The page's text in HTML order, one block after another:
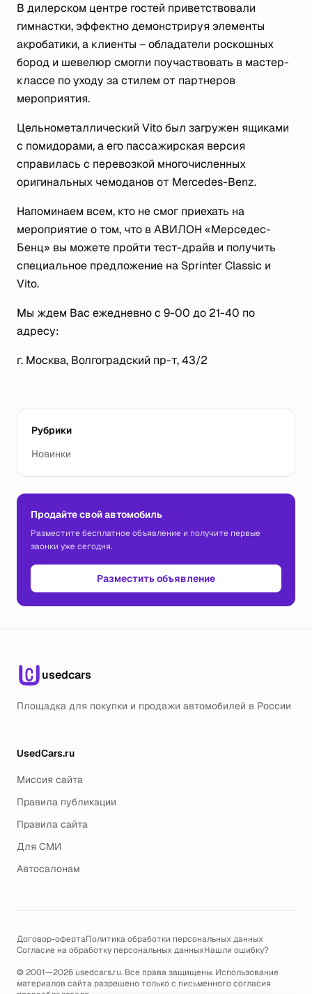
В дилерском центре гостей приветствовали
гимнастки, эффектно демонстрируя элементы
акробатики, а клиенты – обладатели роскошных
бород и шевелюр смогли поучаствовать в мастер-
классе по уходу за стилем от партнеров
мероприятия.
Цельнометаллический Vito был загружен ящиками
с помидорами, а его пассажирская версия
справилась с перевозкой многочисленных
оригинальных чемоданов от Mercedes-Benz.
Напоминаем всем, кто не смог приехать на
мероприятие о том, что в АВИЛОН «Мерседес-
Бенц» вы можете пройти тест-драйв и получить
специальное предложение на Sprinter Classic и
Vito.
Мы ждем Вас ежедневно с 9-00 до 21-40 по
адресу:
г. Москва, Волгоградский пр-т, 43/2
Рубрики
Новинки
Продайте свой автомобиль
Разместите бесплатное объявление и получите первые
звонки уже сегодня.
Разместить объявление
usedcars
Площадка для покупки и продажи автомобилей в России
UsedCars.ru
Миссия сайта
Правила публикации
Правила сайта
Для СМИ
Автосалонам
Договор-офертаПолитика обработки персональных данных
Согласие на обработку персональных данныхНашли ошибку?
© 2001—2026 usedcars.ru. Все права защищены. Использование
материалов сайта разрешено только с письменного согласия